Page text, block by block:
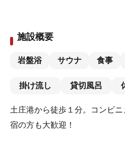
施設概要
岩盤浴 サウナ 食事
掛け流し 貸切風呂
土庄港から徒歩１分。コンビ
宿の方も大歓迎！